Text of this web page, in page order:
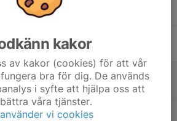
kakor
av kakor (cookies) för att vår
bra för dig. De används
i syfte att hjälpa oss att
våra tjänster.
vi cookies